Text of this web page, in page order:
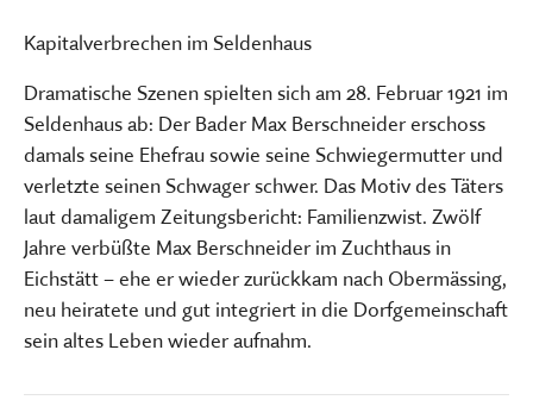
Kapitalverbrechen im Seldenhaus
Dramatische Szenen spielten sich am 28. Februar 1921 im
Seldenhaus ab: Der Bader Max Berschneider erschoss
damals seine Ehefrau sowie seine Schwiegermutter und
verletzte seinen Schwager schwer. Das Motiv des Täters
laut damaligem Zeitungsbericht: Familienzwist. Zwölf
Jahre verbüßte Max Berschneider im Zuchthaus in
Eichstätt – ehe er wieder zurückkam nach Obermässing,
neu heiratete und gut integriert in die Dorfgemeinschaft
sein altes Leben wieder aufnahm.